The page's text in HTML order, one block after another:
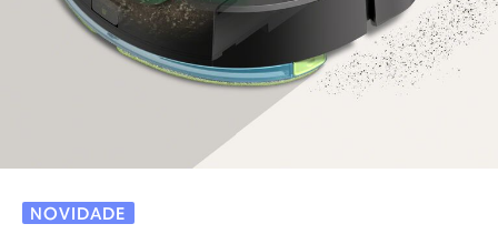
NOVIDADE